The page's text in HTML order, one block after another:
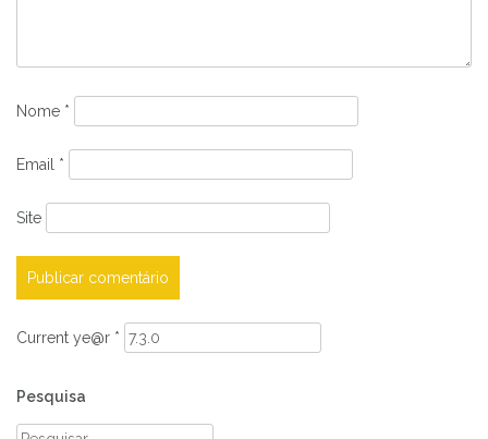
Nome *
Email *
Site
Current ye@r *
Pesquisa
Pesquisar